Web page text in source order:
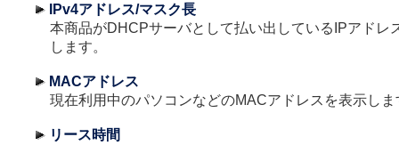
IPv4アドレス/マスク長
本商品がDHCPサーバとして払い出しているIPアドレ
します。
MACアドレス
現在利用中のパソコンなどのMACアドレスを表示しま
リース時間